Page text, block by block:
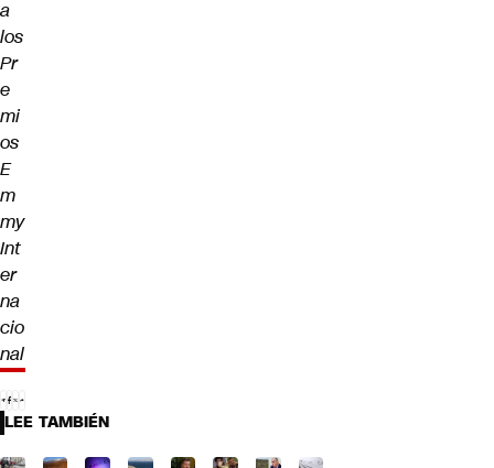
a
los
Pr
e
mi
os
E
m
my
Int
er
na
cio
nal
LEE TAMBIÉN